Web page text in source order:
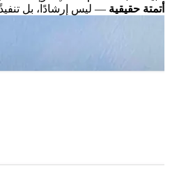
أتمتة حقيقية — ليس إرشادًا، بل